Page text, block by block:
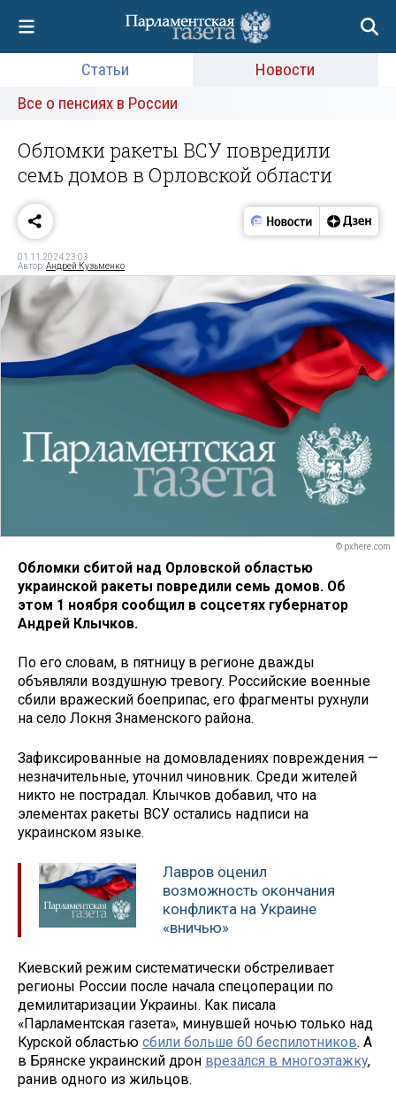
Статьи
Новости
Все о пенсиях в России
Обломки ракеты ВСУ повредили
семь домов в Орловской области
01.11.2024 23:03
Автор:Андрей Кузьменко
© pxhere.com
Обломки сбитой над Орловской областью
украинской ракеты повредили семь домов. Об
этом 1 ноября сообщил в соцсетях губернатор
Андрей Клычков.
По его словам, в пятницу в регионе дважды
объявляли воздушную тревогу. Российские военные
сбили вражеский боеприпас, его фрагменты рухнули
на село Локня Знаменского района.
Зафиксированные на домовладениях повреждения —
незначительные, уточнил чиновник. Среди жителей
никто не пострадал. Клычков добавил, что на
элементах ракеты ВСУ остались надписи на
украинском языке.
Лавров оценил
возможность окончания
конфликта на Украине
«вничью»
Киевский режим систематически обстреливает
регионы России после начала спецоперации по
демилитаризации Украины. Как писала
«Парламентская газета», минувшей ночью только над
Курской областью сбили больше 60 беспилотников. А
в Брянске украинский дрон врезался в многоэтажку,
ранив одного из жильцов.